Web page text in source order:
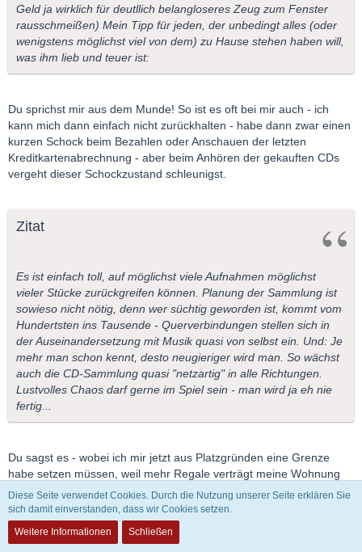
Geld ja wirklich für deutllich belangloseres Zeug zum Fenster
rausschmeißen) Mein Tipp für jeden, der unbedingt alles (oder
wenigstens möglichst viel von dem) zu Hause stehen haben will,
was ihm lieb und teuer ist:
Du sprichst mir aus dem Munde! So ist es oft bei mir auch - ich
kann mich dann einfach nicht zurückhalten - habe dann zwar einen
kurzen Schock beim Bezahlen oder Anschauen der letzten
Kreditkartenabrechnung - aber beim Anhören der gekauften CDs
vergeht dieser Schockzustand schleunigst.
Zitat
Es ist einfach toll, auf möglichst viele Aufnahmen möglichst
vieler Stücke zurückgreifen können. Planung der Sammlung ist
sowieso nicht nötig, denn wer süchtig geworden ist, kommt vom
Hundertsten ins Tausende - Querverbindungen stellen sich in
der Auseinandersetzung mit Musik quasi von selbst ein. Und: Je
mehr man schon kennt, desto neugieriger wird man. So wächst
auch die CD-Sammlung quasi "netzartig" in alle Richtungen.
Lustvolles Chaos darf gerne im Spiel sein - man wird ja eh nie
fertig...
Du sagst es - wobei ich mir jetzt aus Platzgründen eine Grenze
habe setzen müssen, weil mehr Regale verträgt meine Wohnung
nicht und ein Umzug nur wegen den CDs ist doch etwas
übertrieben.
liebe Grüße
Diese Seite verwendet Cookies. Durch die Nutzung unserer Seite erklären Sie
sich damit einverstanden, dass wir Cookies setzen.
Weitere Informationen
Schließen